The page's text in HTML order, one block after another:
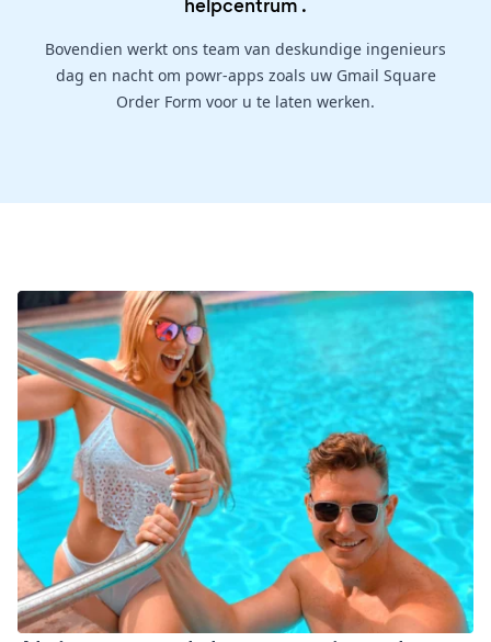
helpcentrum .
Bovendien werkt ons team van deskundige ingenieurs
dag en nacht om powr-apps zoals uw Gmail Square
Order Form voor u te laten werken.